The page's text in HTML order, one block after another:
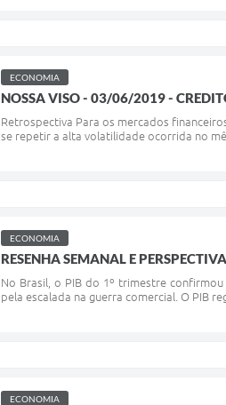
ECONOMIA
NOSSA VISO - 03/06/2019 -
Retrospectiva Para os mercados
se repetir a alta volatilidade ocorrida no
ECONOMIA
RESENHA SEMANAL E
No Brasil, o PIB do 1º trimestre
pela escalada na guerra comercial. O PIB
ECONOMIA